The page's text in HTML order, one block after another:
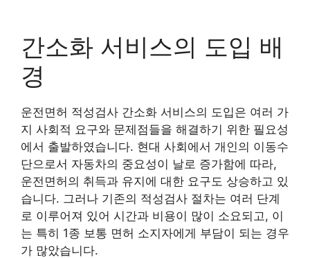
간소화 서비스의 도입 배
경
운전면허 적성검사 간소화 서비스의 도입은 여러 가
지 사회적 요구와 문제점들을 해결하기 위한 필요성
에서 출발하였습니다. 현대 사회에서 개인의 이동수
단으로서 자동차의 중요성이 날로 증가함에 따라,
운전면허의 취득과 유지에 대한 요구도 상승하고 있
습니다. 그러나 기존의 적성검사 절차는 여러 단계
로 이루어져 있어 시간과 비용이 많이 소요되고, 이
는 특히 1종 보통 면허 소지자에게 부담이 되는 경우
가 많았습니다.